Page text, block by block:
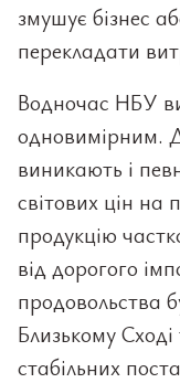
змушує бізнес
перекладати
Водночас НБУ
одновимірним.
виникають і
світових цін на
продукцію
від дорогого
продовольства
Близькому
стабільних